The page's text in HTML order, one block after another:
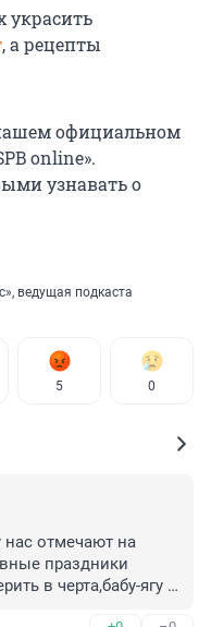
украсить
, а рецепты
официальном
online».
узнавать о
ведущая подкаста
5 0
нас отмечают на
праздники
в черта,бабу-ягу и